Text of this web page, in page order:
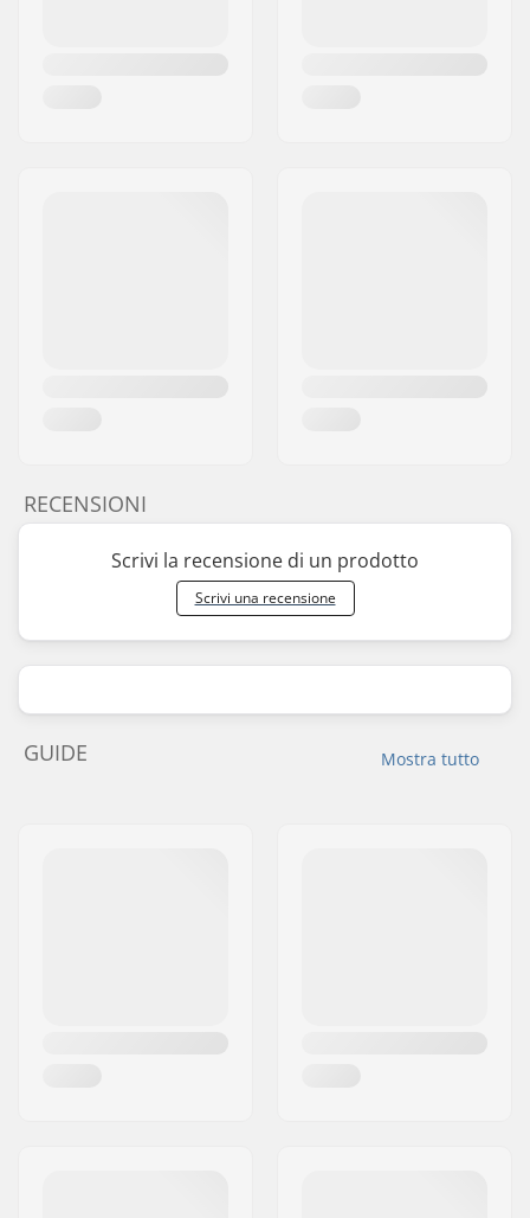
RECENSIONI
Scrivi la recensione di un prodotto
Scrivi una recensione
Mostra tutto
GUIDE